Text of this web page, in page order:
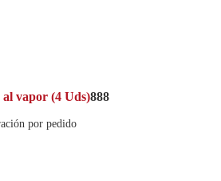
vapor (4 Uds)888
por pedido